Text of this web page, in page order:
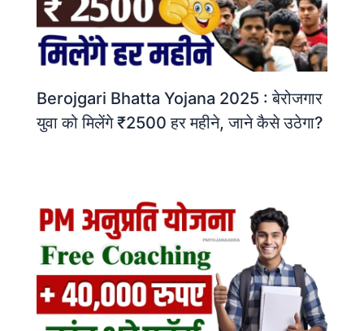
Berojgari Bhatta Yojana 2025 : बेरोजगार
युवा को मिलेंगे ₹2500 हर महीने, जाने कैसे उठेगा?